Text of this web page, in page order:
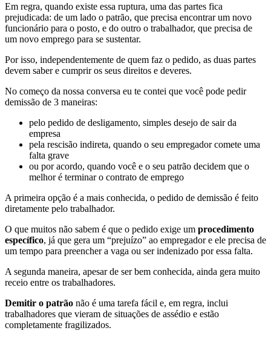
Em regra, quando existe essa ruptura, uma das partes fica
prejudicada: de um lado o patrão, que precisa encontrar um novo
funcionário para o posto, e do outro o trabalhador, que precisa de
um novo emprego para se sustentar.
Por isso, independentemente de quem faz o pedido, as duas partes
devem saber e cumprir os seus direitos e deveres.
No começo da nossa conversa eu te contei que você pode pedir
demissão de 3 maneiras:
pelo pedido de desligamento, simples desejo de sair da
empresa
pela rescisão indireta, quando o seu empregador comete uma
falta grave
ou por acordo, quando você e o seu patrão decidem que o
melhor é terminar o contrato de emprego
A primeira opção é a mais conhecida, o pedido de demissão é feito
diretamente pelo trabalhador.
O que muitos não sabem é que o pedido exige um procedimento
específico, já que gera um “prejuízo” ao empregador e ele precisa de
um tempo para preencher a vaga ou ser indenizado por essa falta.
A segunda maneira, apesar de ser bem conhecida, ainda gera muito
receio entre os trabalhadores.
Demitir o patrão não é uma tarefa fácil e, em regra, inclui
trabalhadores que vieram de situações de assédio e estão
completamente fragilizados.